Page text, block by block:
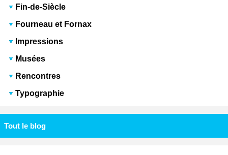
Fin-de-Siècle
Fourneau et Fornax
Impressions
Musées
Rencontres
Typographie
Tout le blog